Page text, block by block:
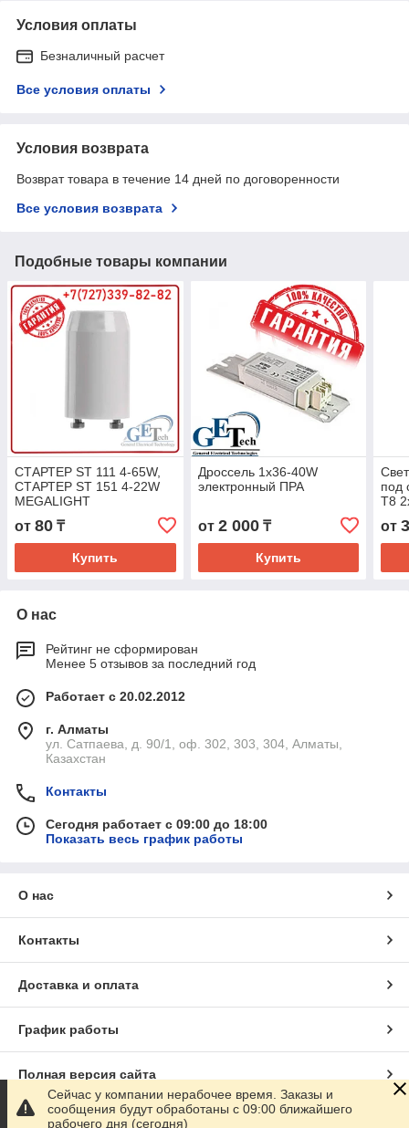
Условия оплаты
Безналичный расчет
Все условия оплаты
Условия возврата
Возврат товара в течение 14 дней по договоренности
Все условия возврата
Подобные товары компании
СТАРТЕР ST 111 4-65W,
СТАРТЕР ST 151 4-22W
MEGALIGHT
от 80 ₸
Купить
Дроссель 1х36-40W
электронный ПРА
от 2 000₸
Купить
под
Т8
ЛПО
от
О нас
Рейтинг не сформирован
Менее 5 отзывов за последний год
Работает с 20.02.2012
г. Алматы
ул. Сатпаева, д. 90/1, оф. 302, 303, 304, Алматы,
Казахстан
Контакты
Сегодня работает с 09:00 до 18:00
Показать весь график работы
О нас
Контакты
Доставка и оплата
График работы
Полная версия сайта
Сайт создан на маркетплейсе
Сейчас у компании нерабочее время. Заказы и
сообщения будут обработаны с 09:00 ближайшего
рабочего дня (сегодня)